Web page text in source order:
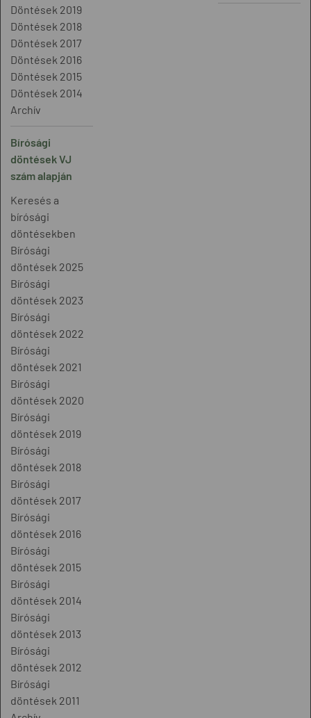
Döntések 2019
Döntések 2018
Döntések 2017
Döntések 2016
Döntések 2015
Döntések 2014
Archív
Bírósági
döntések VJ
szám alapján
Keresés a
bírósági
döntésekben
Bírósági
döntések 2025
Bírósági
döntések 2023
Bírósági
döntések 2022
Bírósági
döntések 2021
Bírósági
döntések 2020
Bírósági
döntések 2019
Bírósági
döntések 2018
Bírósági
döntések 2017
Bírósági
döntések 2016
Bírósági
döntések 2015
Bírósági
döntések 2014
Bírósági
döntések 2013
Bírósági
döntések 2012
Bírósági
döntések 2011